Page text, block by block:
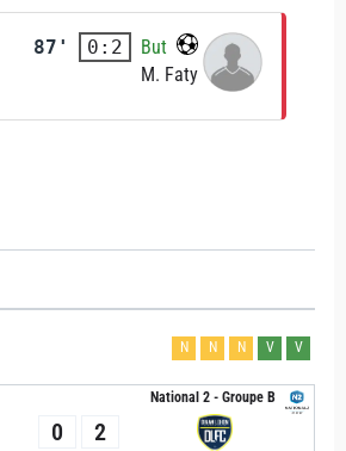
87' 0:2
But
M. Faty
N N N V V
National 2 - Groupe B
0 2